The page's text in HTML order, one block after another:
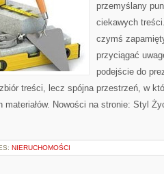
przemyślany
ciekawych
czymś
przyciągać
podejście do
treści, lecz spójna przestrzeń, w
materiałów. Nowości na stronie: Styl
NIERUCHOMOŚCI